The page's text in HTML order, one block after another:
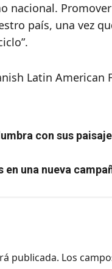
nacional.
país, una vez
Latin
con sus
una nueva
publicada. Los